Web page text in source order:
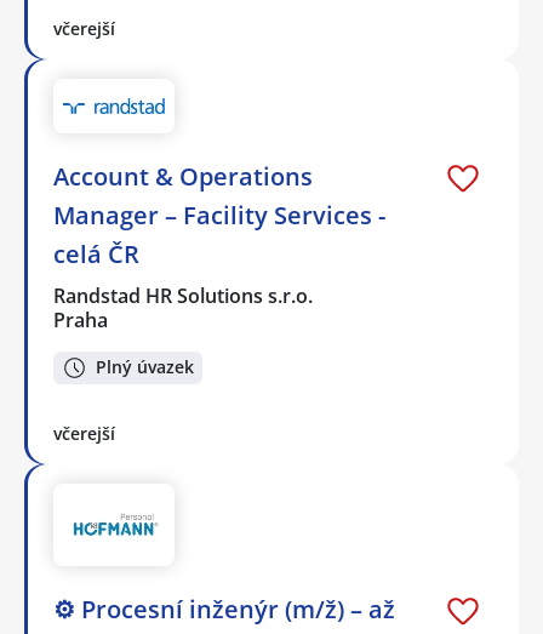
včerejší
Account & Operations
Manager – Facility Services -
celá ČR
Randstad HR Solutions s.r.o.
Praha
Plný úvazek
včerejší
⚙️ Procesní inženýr (m/ž) – až